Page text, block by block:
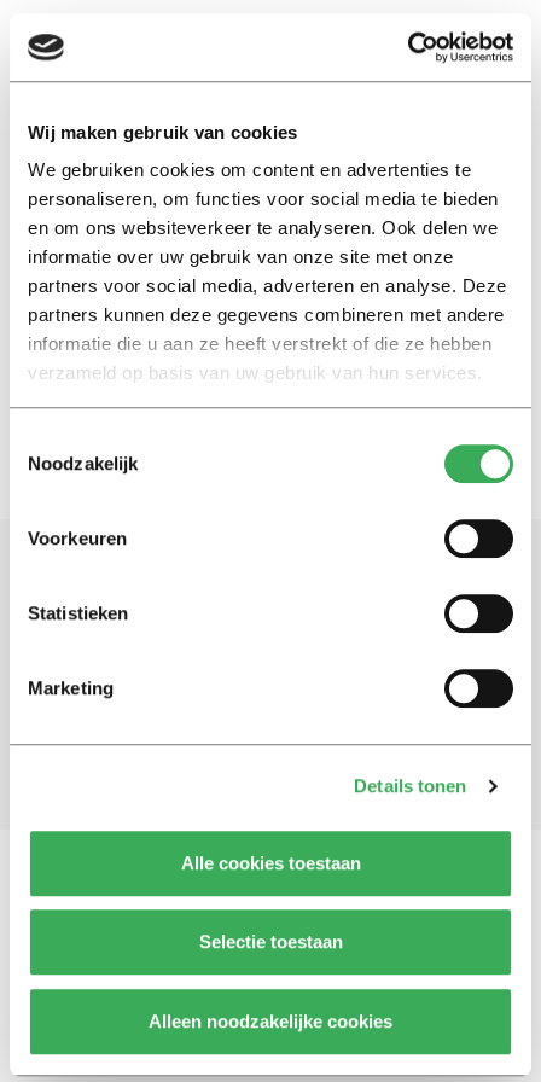
Wij maken gebruik van cookies
We gebruiken cookies om content en advertenties te
personaliseren, om functies voor social media te bieden
en om ons websiteverkeer te analyseren. Ook delen we
informatie over uw gebruik van onze site met onze
partners voor social media, adverteren en analyse. Deze
partners kunnen deze gegevens combineren met andere
informatie die u aan ze heeft verstrekt of die ze hebben
verzameld op basis van uw gebruik van hun services.
Noodzakelijk
Voorkeuren
Statistieken
Marketing
Details tonen
Alle cookies toestaan
Selectie toestaan
Alleen noodzakelijke cookies
EN
vochtvlekken
Nieuws
Bijna vier ton nodig voor
beschimmelde en vochtige
boeken
27 september 2016
Blijf op de hoogte. Meld je aan voor de nieuwsbrief van
Aanmelden
Vragen, opmerkingen of tips?
© 2026 -Over ons Disclaimer Adverteren Werken bij Contact